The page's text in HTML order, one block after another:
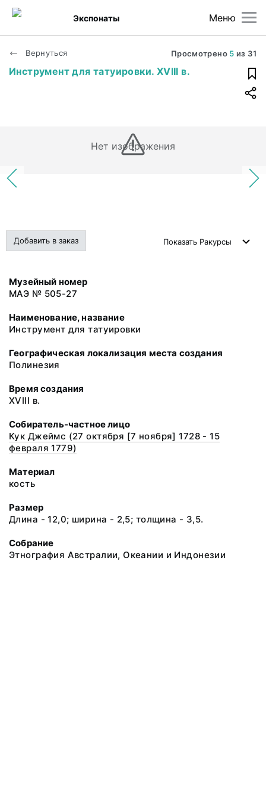
Меню
Экспонаты
Вернуться Просмотрено 5 из 31
Инструмент для татуировки. XVIII в.
Нет изображения
Добавить в заказ Показать Ракурсы
Музейный номер
МАЭ № 505-27
Наименование, название
Инструмент для татуировки
Географическая локализация места создания
Полинезия
Время создания
XVIII в.
Собиратель-частное лицо
Кук Джеймс (27 октября [7 ноября] 1728 - 15
февраля 1779)
Материал
кость
Размер
Длина - 12,0; ширина - 2,5; толщина - 3,5.
Собрание
Этнография Австралии, Океании и Индонезии